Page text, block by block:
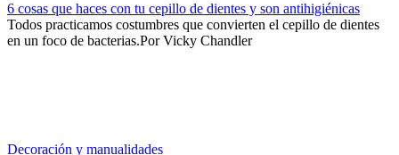
6 cosas que haces con tu cepillo de dientes y son antihigiénicas
Todos practicamos costumbres que convierten el cepillo de dientes
en un foco de bacterias.​​PorVicky Chandler
Decoración y manualidades